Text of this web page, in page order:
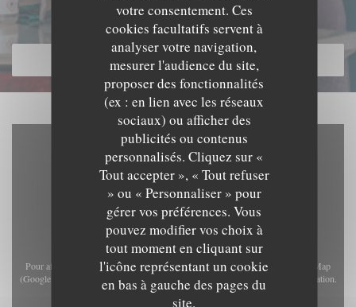
votre consentement. Ces
cookies facultatifs servent à
analyser votre navigation,
mesurer l'audience du site,
proposer des fonctionnalités
(ex : en lien avec les réseaux
sociaux) ou afficher des
publicités ou contenus
personnalisés. Cliquez sur «
Tout accepter », « Tout refuser
» ou « Personnaliser » pour
gérer vos préférences. Vous
pouvez modifier vos choix à
tout moment en cliquant sur
l'icône représentant un cookie
en bas à gauche des pages du
site.
Découvrir notre carte
DÉCOUVRIR NOTRE CARTE
Pour afficher la carte interactive Waze, vous devez accepter les cookies Waze Map
(Google). Ces cookies peuvent collecter des données de navigation et de localisation.